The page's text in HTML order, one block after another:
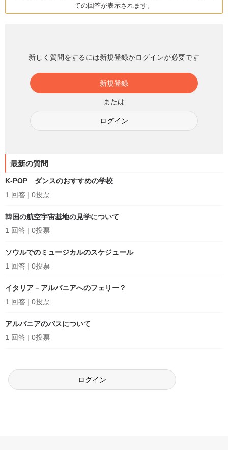
ての回答が表示されます。
新しく質問をするには新規登録かログインが必要です
新規登録
または
ログイン
最新の質問
K-POP ダンスのおすすめの学校
1 回答 | 0投票
韓国の航空宇宙基地の見学について
1 回答 | 0投票
ソウルでのミュージカルのスケジュール
1 回答 | 0投票
イタリア－アルバニアへのフェリー？
1 回答 | 0投票
アルバニアのバスについて
1 回答 | 0投票
ログイン